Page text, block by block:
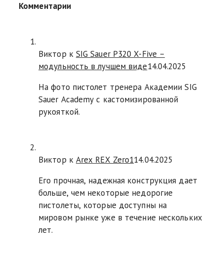
Комментарии
Виктор к SIG Sauer P320 X-Five –
модульность в лучшем виде14.04.2025
На фото пистолет тренера Академии SIG
Sauer Academy с кастомизированной
рукояткой.
Виктор к Arex REX Zero114.04.2025
Его прочная, надежная конструкция дает
больше, чем некоторые недорогие
пистолеты, которые доступны на
мировом рынке уже в течение нескольких
лет.